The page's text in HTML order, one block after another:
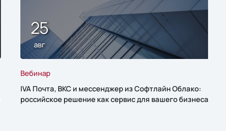
25
авг
Вебинар
IVA Почта, ВКС и мессенджер из Софтлайн Облако:
российское решение как сервис для вашего бизнеса